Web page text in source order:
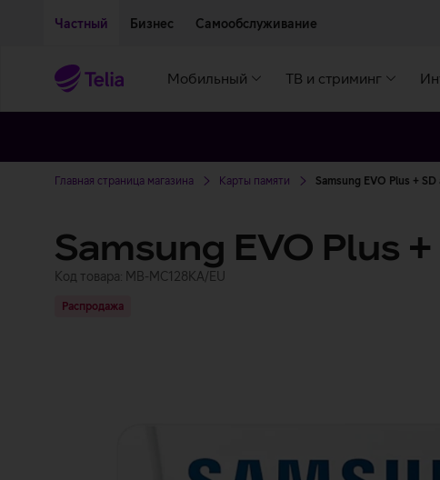
Частный Бизнес Самообслуживание
Мобильный ТВ и стриминг
Главная страница магазина Карты памяти Samsung EVO Plus +
Samsung EVO Plus
Код товара: MB-MC128KA/EU
Распродажа